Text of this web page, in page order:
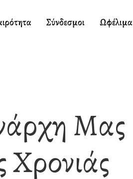
Σύνδεσμοι Ωφέλιμα
Μας
Χρονιάς